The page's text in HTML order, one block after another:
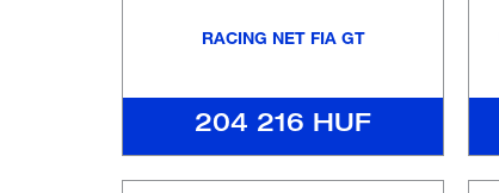
RACING NET FIA GT
204 216 HUF